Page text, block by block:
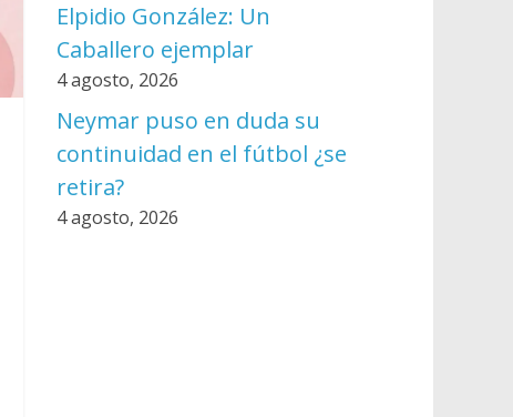
Elpidio González: Un
Caballero ejemplar
4 agosto, 2026
Neymar puso en duda su
continuidad en el fútbol ¿se
retira?
4 agosto, 2026